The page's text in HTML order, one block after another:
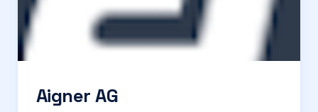
Ratgeber
Werbung
PreiseAigner AG